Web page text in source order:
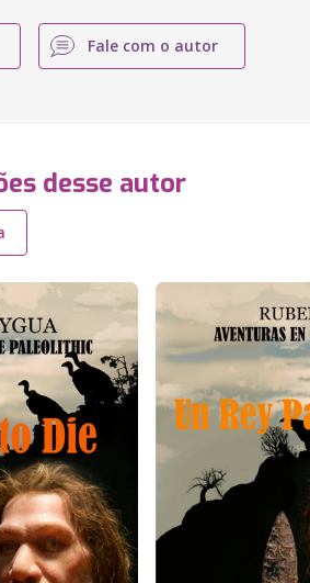
Fale com o autor
desse autor